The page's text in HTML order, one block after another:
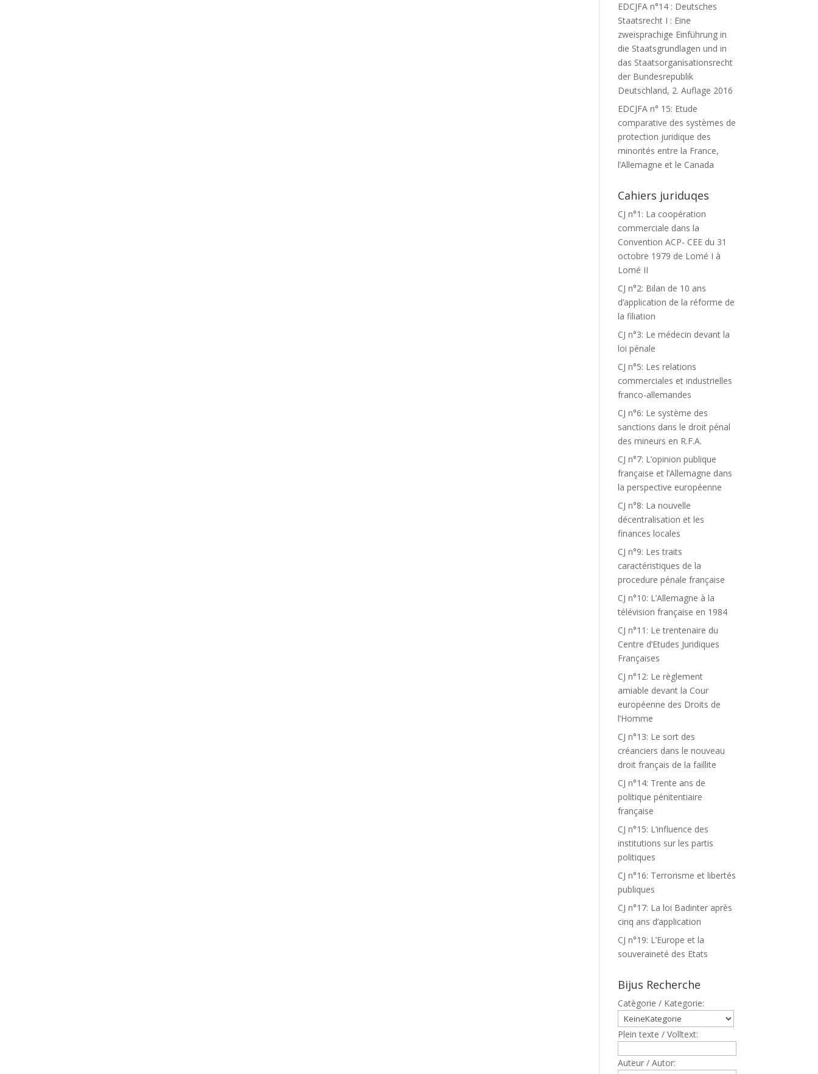
EDCJFA n°14 : Deutsches
Staatsrecht I : Eine
zweisprachige Einführung in
die Staatsgrundlagen und in
das Staatsorganisationsrecht
der Bundesrepublik
Deutschland, 2. Auflage 2016
EDCJFA n° 15: Etude
comparative des systèmes de
protection juridique des
minorités entre la France,
l’Allemagne et le Canada
Cahiers juriduqes
CJ n°1: La coopération
commerciale dans la
Convention ACP- CEE du 31
octobre 1979 de Lomé I à
Lomé II
CJ n°2: Bilan de 10 ans
d’application de la réforme de
la filiation
CJ n°3: Le médecin devant la
loi pénale
CJ n°5: Les relations
commerciales et industrielles
franco-allemandes
CJ n°6: Le système des
sanctions dans le droit pénal
des mineurs en R.F.A.
CJ n°7: L’opinion publique
française et l’Allemagne dans
la perspective européenne
CJ n°8: La nouvelle
décentralisation et les
finances locales
CJ n°9: Les traits
caractéristiques de la
procedure pénale française
CJ n°10: L’Allemagne à la
télévision française en 1984
CJ n°11: Le trentenaire du
Centre d’Etudes Juridiques
Françaises
CJ n°12: Le règlement
amiable devant la Cour
européenne des Droits de
l’Homme
CJ n°13: Le sort des
créanciers dans le nouveau
droit français de la faillite
CJ n°14: Trente ans de
politique pénitentiaire
française
CJ n°15: L’influence des
institutions sur les partis
politiques
CJ n°16: Terrorisme et libertés
publiques
CJ n°17: La loi Badinter après
cinq ans d’application
CJ n°19: L’Europe et la
souveraineté des Etats
Bijus Recherche
Catègorie / Kategorie:
Plein texte / Volltext:
Auteur / Autor: